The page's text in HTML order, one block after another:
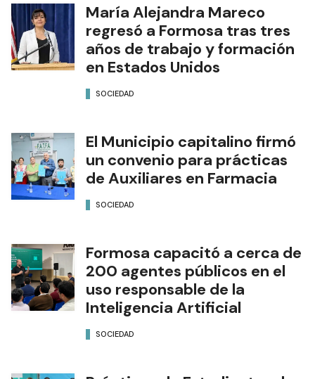
María Alejandra Mareco
regresó a Formosa tras tres
años de trabajo y formación
en Estados Unidos
SOCIEDAD
El Municipio capitalino firmó
un convenio para prácticas
de Auxiliares en Farmacia
SOCIEDAD
Formosa capacitó a cerca de
200 agentes públicos en el
uso responsable de la
Inteligencia Artificial
SOCIEDAD